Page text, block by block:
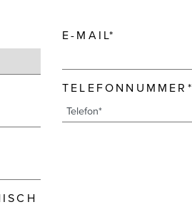
E-MAIL*
TELEFONNUMMER*